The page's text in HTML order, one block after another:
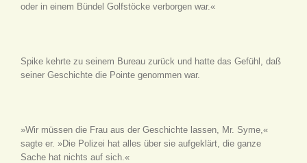
oder in einem Bündel Golfstöcke verborgen war.«
Spike kehrte zu seinem Bureau zurück und hatte das Gefühl, daß
seiner Geschichte die Pointe genommen war.
»Wir müssen die Frau aus der Geschichte lassen, Mr. Syme,«
sagte er. »Die Polizei hat alles über sie aufgeklärt, die ganze
Sache hat nichts auf sich.«